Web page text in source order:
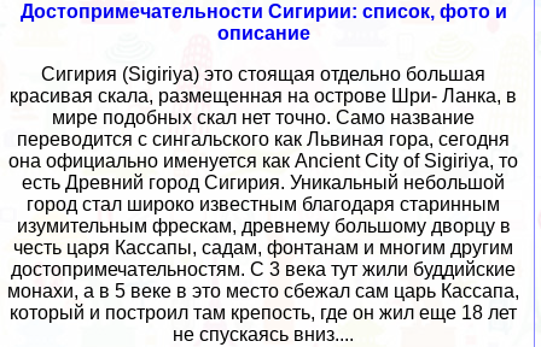
Достопримечательности Сигирии: список, фото и
описание
Сигирия (Sigiriya) это стоящая отдельно большая
красивая скала, размещенная на острове Шри- Ланка, в
мире подобных скал нет точно. Само название
переводится с сингальского как Львиная гора, сегодня
она официально именуется как Ancient City of Sigiriya, то
есть Древний город Сигирия. Уникальный небольшой
город стал широко известным благодаря старинным
изумительным фрескам, древнему большому дворцу в
честь царя Кассапы, садам, фонтанам и многим другим
достопримечательностям. С 3 века тут жили буддийские
монахи, а в 5 веке в это место сбежал сам царь Кассапа,
который и построил там крепость, где он жил еще 18 лет
не спускаясь вниз....